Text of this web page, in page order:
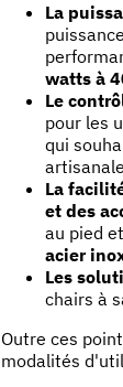
La
watts à
Le
pour les
qui
La
et des
au pied
acier
Les
chairs à
Outre ces
modalités